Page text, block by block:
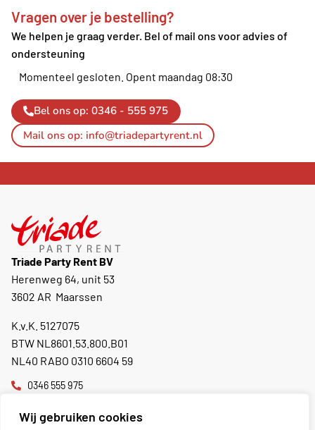
Wij gebruiken cookies
Vragen over je bestelling?
We helpen je graag verder. Bel of mail ons voor advies of
ondersteuning
Momenteel gesloten. Opent maandag 08:30
Bel ons op: 0346 - 555 975
Mail ons op: info@triadepartyrent.nl
Triade Party Rent BV
Herenweg 64, unit 53
3602 AR Maarssen
K.v.K. 5127075
BTW NL8601.53.800.B01
NL40 RABO 0310 6604 59
0346 555 975
Momenteel gesloten.Opent maandag 08:30